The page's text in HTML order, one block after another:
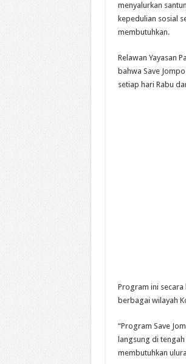
menyalurkan
kepedulian sosial
membutuhkan.
Relawan Yayasan
bahwa Save
setiap hari Rabu
Program ini secara
berbagai wilayah
“Program Save
langsung di
membutuhkan